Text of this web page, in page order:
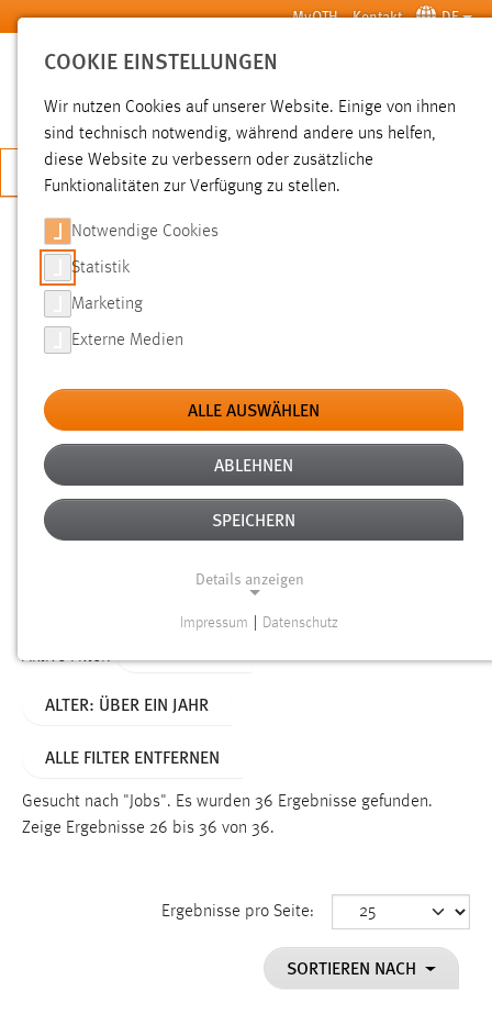
Zum Hauptinhalt springen MyOTH Kontakt DE
SUCHE
JETZT BEWERBEN
SUCHE
FILTER
Typ
Erstellungsdatum
Alter
Aktive Filter:
ALTER: ÜBER EIN JAHR
ALLE FILTER ENTFERNEN
Gesucht nach "Jobs". Es wurden 36 Ergebnisse gefunden.
Zeige Ergebnisse 26 bis 36 von 36.
Ergebnisse pro Seite:
SORTIEREN NACH
COOKIE EINSTELLUNGEN
Wir nutzen Cookies auf unserer Website. Einige von ihnen
sind technisch notwendig, während andere uns helfen,
diese Website zu verbessern oder zusätzliche
Funktionalitäten zur Verfügung zu stellen.
Notwendige Cookies
Statistik
Marketing
Externe Medien
ALLE AUSWÄHLEN
ABLEHNEN
SPEICHERN
Details anzeigen
Funktionen und sind für die einwandfreie Funktion der
Name:
Dieser Cookie speichert die ausgewählten Einverständnis-
Impressum Datenschutz